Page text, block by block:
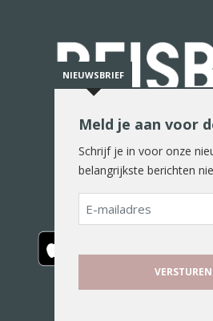
De reiswereld in
NIEUWSBRIEF
Meld je aan voor
Schrijf je in voor onze
belangrijkste berichten
E-
mailadres